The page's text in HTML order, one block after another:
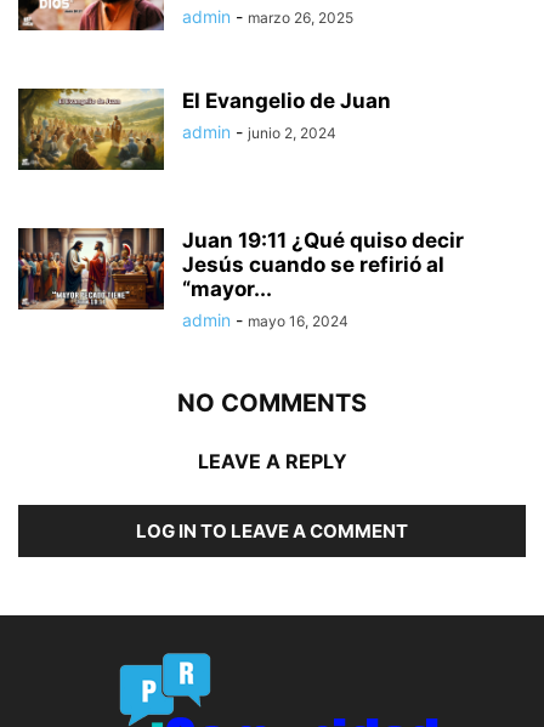
admin - marzo 26, 2025
El Evangelio de Juan
admin - junio 2, 2024
Juan 19:11 ¿Qué quiso decir
Jesús cuando se refirió al
“mayor...
admin - mayo 16, 2024
NO COMMENTS
LEAVE A REPLY
LOG IN TO LEAVE A COMMENT